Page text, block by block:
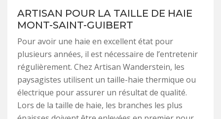
ARTISAN POUR LA TAILLE DE HAIE
MONT-SAINT-GUIBERT
Pour avoir une haie en excellent état pour
plusieurs années, il est nécessaire de l’entretenir
régulièrement. Chez Artisan Wanderstein, les
paysagistes utilisent un taille-haie thermique ou
électrique pour assurer un résultat de qualité.
Lors de la taille de haie, les branches les plus